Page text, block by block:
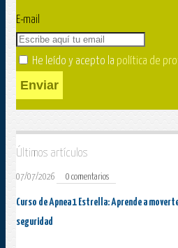
E-mail
He leído y acepto la política de
Enviar
Últimos artículos
07/07/2026 0 comentarios
Curso de Apnea 1 Estrella: Aprende a
seguridad